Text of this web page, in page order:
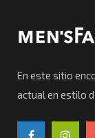
En este sitio
actual en estilo